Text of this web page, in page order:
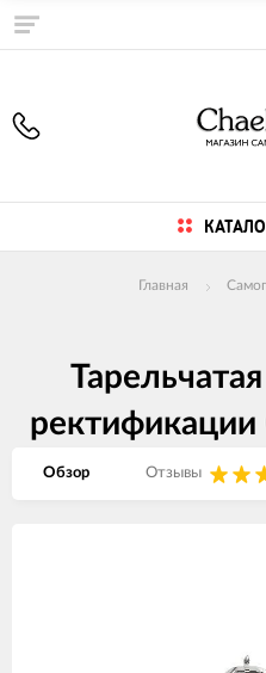
Главная
Обзор Отзывы